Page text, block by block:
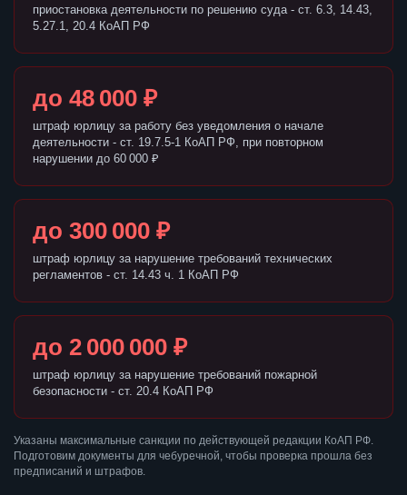
приостановка деятельности по решению суда - ст. 6.3, 14.43,
5.27.1, 20.4 КоАП РФ
до 48 000 ₽
штраф юрлицу за работу без уведомления о начале
деятельности - ст. 19.7.5-1 КоАП РФ, при повторном
нарушении до 60 000 ₽
до 300 000 ₽
штраф юрлицу за нарушение требований технических
регламентов - ст. 14.43 ч. 1 КоАП РФ
до 2 000 000 ₽
штраф юрлицу за нарушение требований пожарной
безопасности - ст. 20.4 КоАП РФ
Указаны максимальные санкции по действующей редакции КоАП РФ.
Подготовим документы для чебуречной, чтобы проверка прошла без
предписаний и штрафов.